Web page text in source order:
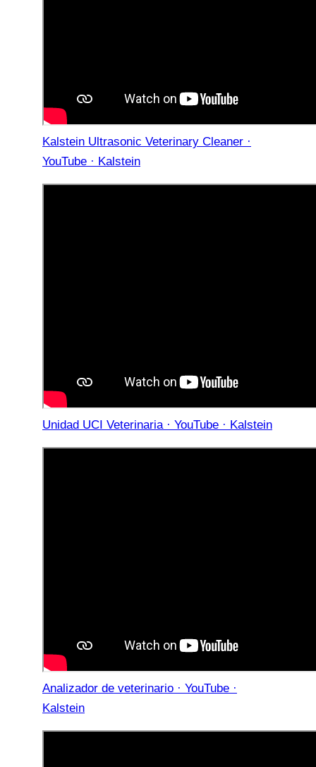
Kalstein Ultrasonic Veterinary Cleaner ·
YouTube · Kalstein
Unidad UCI Veterinaria · YouTube · Kalstein
Analizador de veterinario · YouTube ·
Kalstein